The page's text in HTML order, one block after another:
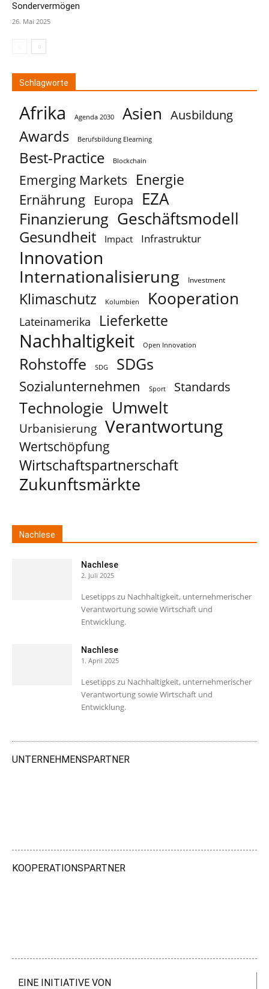
Sondervermögen
26. Mai 2025
Schlagworte
Afrika Agenda 2030 Asien Ausbildung
Awards Berufsbildung Elearning
Best-Practice Blockchain
Emerging Markets Energie
Ernährung Europa EZA
Finanzierung Geschäftsmodell
Gesundheit Impact Infrastruktur
Innovation
Internationalisierung Investment
Klimaschutz Kolumbien Kooperation
Lateinamerika Lieferkette
Nachhaltigkeit Open Innovation
Rohstoffe SDG SDGs
Sozialunternehmen Sport Standards
Technologie Umwelt
Urbanisierung Verantwortung
Wertschöpfung
Wirtschaftspartnerschaft
Zukunftsmärkte
Nachlese
Nachlese
2. Juli 2025
Lesetipps zu Nachhaltigkeit, unternehmerischer
Verantwortung sowie Wirtschaft und
Entwicklung.
Nachlese
1. April 2025
Lesetipps zu Nachhaltigkeit, unternehmerischer
Verantwortung sowie Wirtschaft und
Entwicklung.
UNTERNEHMENSPARTNER
KOOPERATIONSPARTNER
EINE INITIATIVE VON